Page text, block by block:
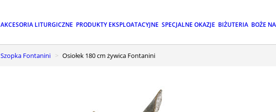
AKCESORIA LITURGICZNE PRODUKTY EKSPLOATACYJNE SPECJALNE OKAZJE BIŻUTERIA BOŻE
Szopka Fontanini Osiołek 180 cm żywica Fontanini